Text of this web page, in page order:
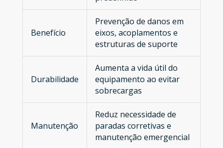
Benefício
Prevenção de danos em
eixos, acoplamentos e
estruturas de suporte
Durabilidade
Aumenta a vida útil do
equipamento ao evitar
sobrecargas
Manutenção
Reduz necessidade de
paradas corretivas e
manutenção emergencial